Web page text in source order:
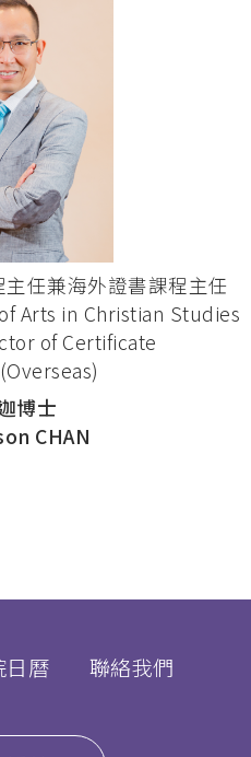
任兼海外證書課程主任
Arts in Christian Studies
of Certificate
博士
CHAN
日曆 聯絡我們